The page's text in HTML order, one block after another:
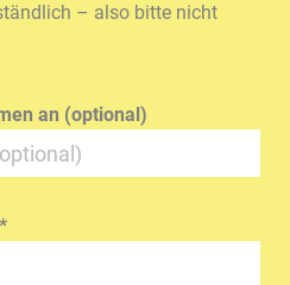
– also bitte nicht
*
an (optional)